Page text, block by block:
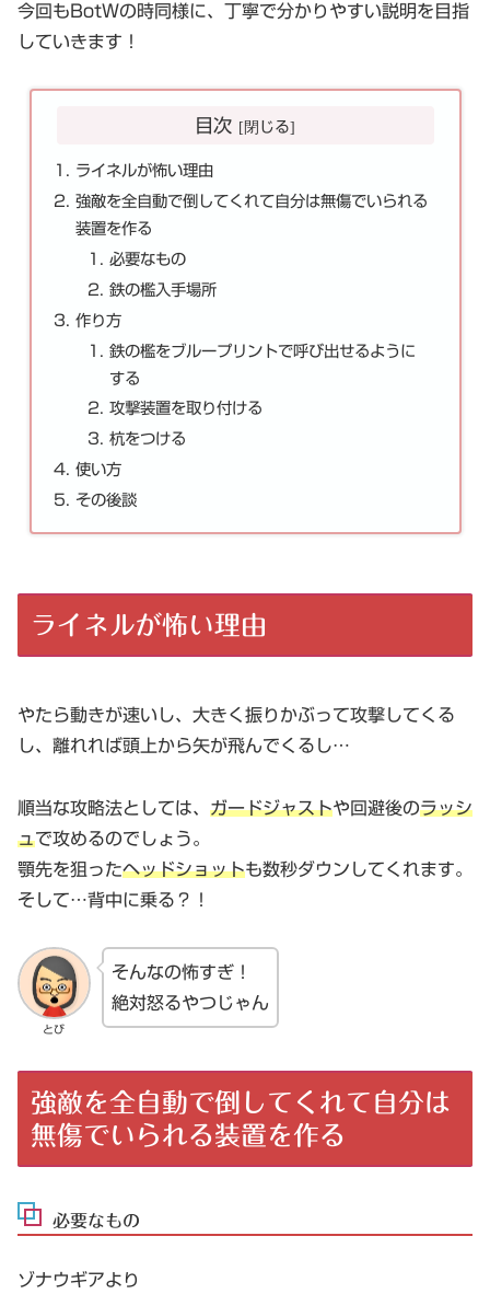
今回もBotWの時同様に、丁寧で分かりやすい説明を目指
していきます！
目次
ライネルが怖い理由
強敵を全自動で倒してくれて自分は無傷でいられる
装置を作る
必要なもの
鉄の檻入手場所
作り方
鉄の檻をブループリントで呼び出せるように
する
攻撃装置を取り付ける
杭をつける
使い方
その後談
ライネルが怖い理由
やたら動きが速いし、大きく振りかぶって攻撃してくる
し、離れれば頭上から矢が飛んでくるし…
順当な攻略法としては、 ガードジャストや回避後のラッシ
ュで攻めるのでしょう。
顎先を狙ったヘッドショットも数秒ダウンしてくれます。
そして…背中に乗る？！
とび
そんなの怖すぎ！
絶対怒るやつじゃん
強敵を全自動で倒してくれて自分は
無傷でいられる装置を作る
必要なもの
ゾナウギアより